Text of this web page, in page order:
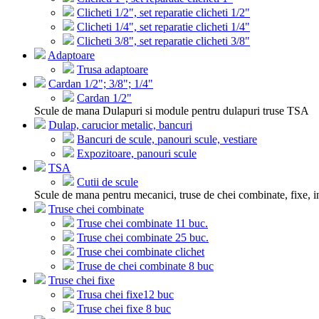
Clicheti 1/2", set reparatie clicheti 1/2"
Clicheti 1/4", set reparatie clicheti 1/4"
Clicheti 3/8", set reparatie clicheti 3/8"
Adaptoare
Trusa adaptoare
Cardan 1/2"; 3/8"; 1/4"
Cardan 1/2"
Scule de mana Dulapuri si module pentru dulapuri truse TSA
Dulap, carucior metalic, bancuri
Bancuri de scule, panouri scule, vestiare
Expozitoare, panouri scule
TSA
Cutii de scule
Scule de mana pentru mecanici, truse de chei combinate, fixe,
Truse chei combinate
Truse chei combinate 11 buc.
Truse chei combinate 25 buc.
Truse chei combinate clichet
Truse de chei combinate 8 buc
Truse chei fixe
Trusa chei fixe12 buc
Truse chei fixe 8 buc